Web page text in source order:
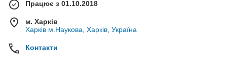
Працює з 01.10.2018
м. Харків
Харків м.Наукова, Харків, Україна
Контакти